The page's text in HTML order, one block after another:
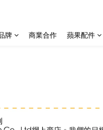
牌 商業合作 蘋果配件